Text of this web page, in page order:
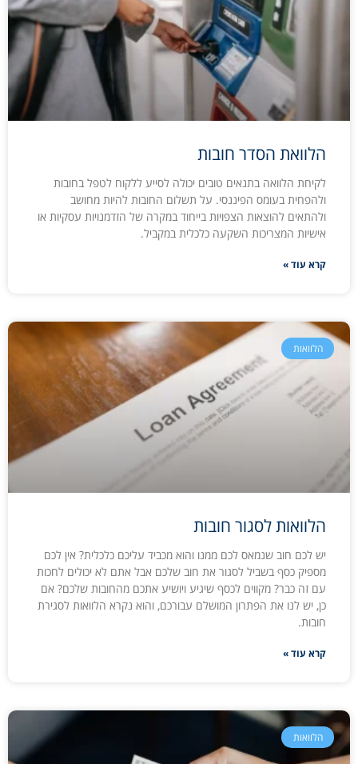
הלוואת הסדר חובות
לקיחת הלוואה בתנאים טובים יכולה לסייע ללקוח לטפל בחובות
ולהפחית בעומס הפיננסי. על תשלום החובות להיות מחושב
ולהתאים להוצאות הצפויות בייחוד במקרה של הזדמנויות עסקיות או
אישיות המצריכות השקעה כלכלית במקביל.
קרא עוד »
הלוואות
הלוואות לסגור חובות
יש לכם חוב שנמאס לכם ממנו והוא מכביד עליכם כלכלית? אין לכם
מספיק כסף בשביל לסגור את חוב שלכם אבל אתם לא יכולים לחכות
עם זה כבר? מקווים לכסף שיגיע ויושיע אתכם מהחובות שלכם? אם
כן, יש לנו את הפתרון המושלם עבורכם, והוא נקרא הלוואות לסגירת
חובות.
קרא עוד »
הלוואות